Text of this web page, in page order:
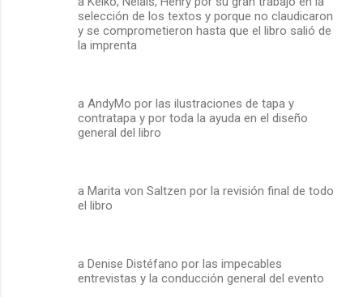
selección de los textos y porque no claudicaron
y se comprometieron hasta que el libro salió de
la imprenta
a AndyMo por las ilustraciones de tapa y
contratapa y por toda la ayuda en el diseño
general del libro
a Marita von Saltzen por la revisión final de todo
el libro
a Denise Distéfano por las impecables
entrevistas y la conducción general del evento